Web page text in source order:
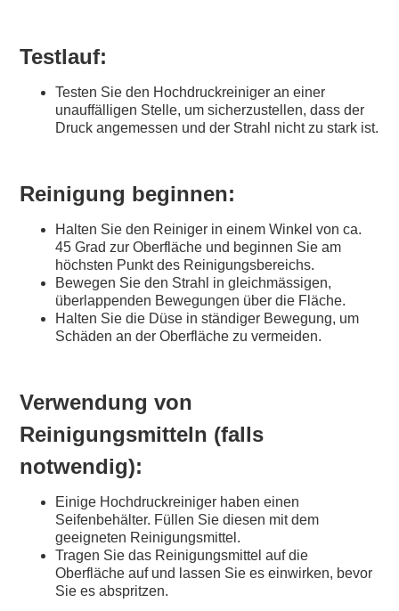
Testlauf:
Testen Sie den Hochdruckreiniger an einer
unauffälligen Stelle, um sicherzustellen, dass der
Druck angemessen und der Strahl nicht zu stark ist.
Reinigung beginnen:
Halten Sie den Reiniger in einem Winkel von ca.
45 Grad zur Oberfläche und beginnen Sie am
höchsten Punkt des Reinigungsbereichs.
Bewegen Sie den Strahl in gleichmässigen,
überlappenden Bewegungen über die Fläche.
Halten Sie die Düse in ständiger Bewegung, um
Schäden an der Oberfläche zu vermeiden.
Verwendung von
Reinigungsmitteln (falls
notwendig):
Einige Hochdruckreiniger haben einen
Seifenbehälter. Füllen Sie diesen mit dem
geeigneten Reinigungsmittel.
Tragen Sie das Reinigungsmittel auf die
Oberfläche auf und lassen Sie es einwirken, bevor
Sie es abspritzen.